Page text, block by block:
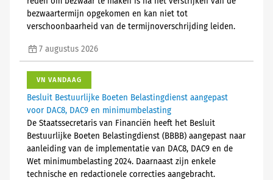
bezwaartermijn opgekomen en kan niet tot
verschoonbaarheid van de termijnoverschrijding leiden.
7 augustus 2026
VN VANDAAG
Besluit Bestuurlijke Boeten Belastingdienst aangepast
voor DAC8, DAC9 en minimumbelasting
De Staatssecretaris van Financiën heeft het Besluit
Bestuurlijke Boeten Belastingdienst (BBBB) aangepast naar
aanleiding van de implementatie van DAC8, DAC9 en de
Wet minimumbelasting 2024. Daarnaast zijn enkele
technische en redactionele correcties aangebracht.